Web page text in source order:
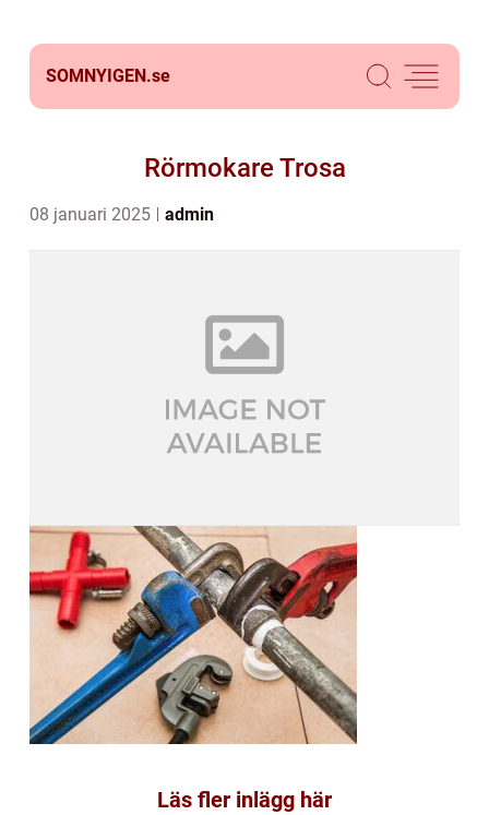
SOMNYIGEN.se
Rörmokare Trosa
08 januari 2025 admin
Läs fler inlägg här